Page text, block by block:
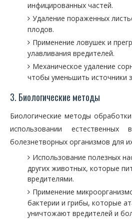
инфицированных частей.
Удаление пораженных
плодов.
Применение ловушек и
улавливания вредителей.
Механическое удаление
чтобы уменьшить источники
3. Биологические методы
Биологические методы
использовании естественных
болезнетворных организмов для
Использование полезных
других животных, которые
вредителями.
Применение
бактерии и грибы, которые
уничтожают вредителей и